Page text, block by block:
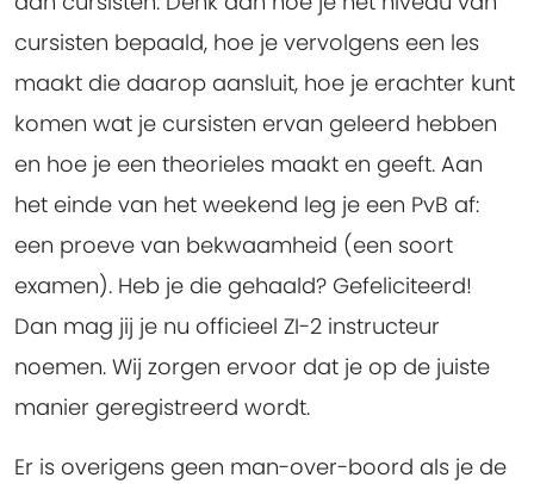
cursisten bepaald, hoe je vervolgens een les
maakt die daarop aansluit, hoe je erachter kunt
komen wat je cursisten ervan geleerd hebben
en hoe je een theorieles maakt en geeft. Aan
het einde van het weekend leg je een PvB af:
een proeve van bekwaamheid (een soort
examen). Heb je die gehaald? Gefeliciteerd!
Dan mag jij je nu officieel ZI-2 instructeur
noemen. Wij zorgen ervoor dat je op de juiste
manier geregistreerd wordt.
Er is overigens geen man-over-boord als je de